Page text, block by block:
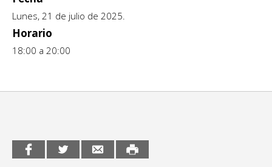
CCE en el interior/libros
Exposiciones
Formación
Medio Ambiente
Lunes, 21 de julio de 2025.
Horario
18:00 a 20:00